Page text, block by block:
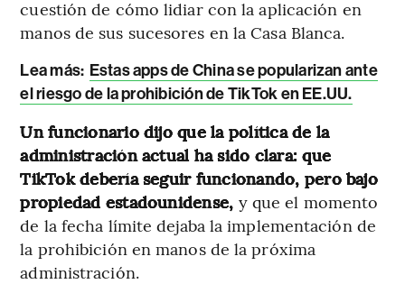
cuestión de cómo lidiar con la aplicación en
manos de sus sucesores en la Casa Blanca.
Lea más: Estas apps de China se popularizan ante
el riesgo de la prohibición de TikTok en EE.UU.
Un funcionario dijo que la política de la
administración actual ha sido clara: que
TikTok debería seguir funcionando, pero bajo
propiedad estadounidense, y que el momento
de la fecha límite dejaba la implementación de
la prohibición en manos de la próxima
administración.